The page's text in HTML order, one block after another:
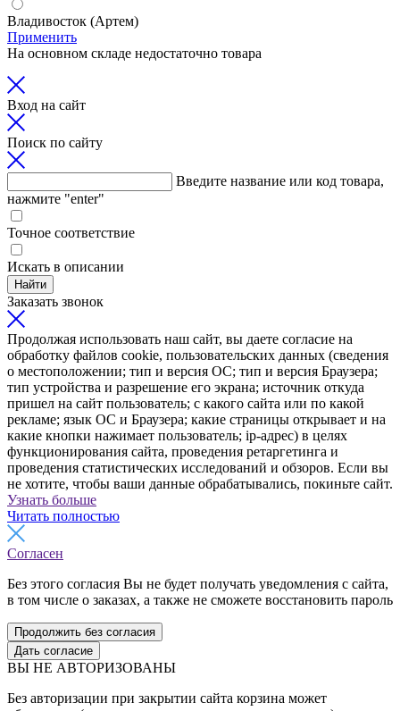
Владивосток (Артем)
Применить
На основном складе недостаточно товара
Вход на сайт
Поиск по сайту
Введите название или код товара,
нажмите "enter"
Точное соответствие
Искать в описании
Найти
Заказать звонок
Продолжая использовать наш сайт, вы даете согласие на
обработку файлов cookie, пользовательских данных (сведения
о местоположении; тип и версия ОС; тип и версия Браузера;
тип устройства и разрешение его экрана; источник откуда
пришел на сайт пользователь; с какого сайта или по какой
рекламе; язык ОС и Браузера; какие страницы открывает и на
какие кнопки нажимает пользователь; ip-адрес) в целях
функционирования сайта, проведения ретаргетинга и
проведения статистических исследований и обзоров. Если вы
не хотите, чтобы ваши данные обрабатывались, покиньте сайт.
Узнать больше
Читать полностью
Согласен
Без этого согласия Вы не будет получать уведомления с сайта,
в том числе о заказах, а также не сможете восстановить пароль
Продолжить без согласия
Дать согласие
ВЫ НЕ АВТОРИЗОВАНЫ
Без авторизации при закрытии сайта корзина может